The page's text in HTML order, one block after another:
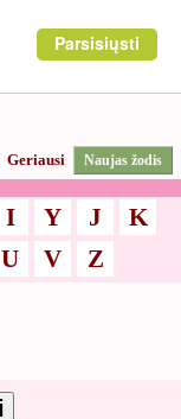
Parsisiųsti
Geriausi Naujas žodis
I Y J
K
U V Z